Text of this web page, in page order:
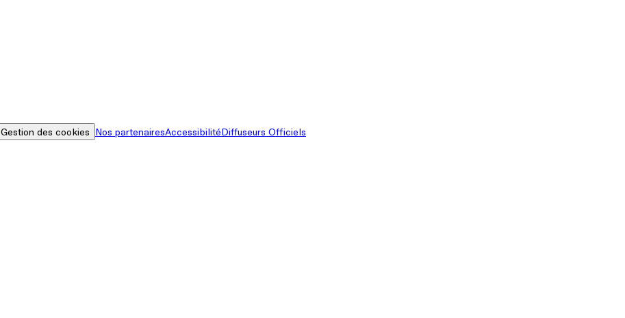
Gestion des cookies Nos partenairesAccessibilitéDiffuseurs Officiels